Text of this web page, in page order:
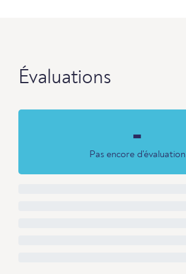
Évaluations
-
Pas encore d'évaluation